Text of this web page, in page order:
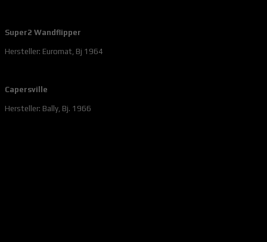
Super2 Wandflipper
Hersteller: Euromat, Bj 1964
Capersville
Hersteller: Bally, Bj. 1966